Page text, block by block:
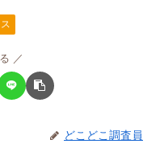
どこどこ調査員